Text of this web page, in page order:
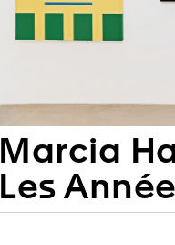
Marcia
Les